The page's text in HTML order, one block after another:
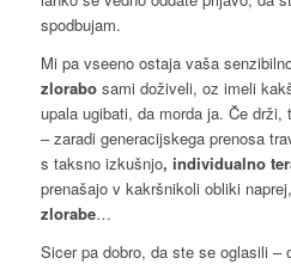
spodbujam.
Mi pa vseeno ostaja vaša
zlorabosami doživeli, oz imeli
upala ugibati, da morda ja. Če drži,
– zaradi generacijskega prenosa
s taksno izkušnjo, individualno
prenašajo v kakršnikoli obliki
zlorabe…
Sicer pa dobro, da ste se oglasili –